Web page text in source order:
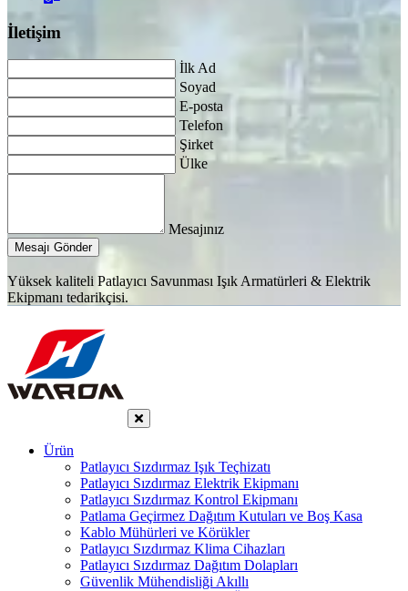
İletişim
İlk Ad
Soyad
E-posta
Telefon
Şirket
Ülke
Mesajınız
Mesajı Gönder
Yüksek kaliteli Patlayıcı Savunması Işık Armatürleri & Elektrik
Ekipmanı tedarikçisi.
Ürün
Patlayıcı Sızdırmaz Işık Teçhizatı
Patlayıcı Sızdırmaz Elektrik Ekipmanı
Patlayıcı Sızdırmaz Kontrol Ekipmanı
Patlama Geçirmez Dağıtım Kutuları ve Boş Kasa
Kablo Mühürleri ve Körükler
Patlayıcı Sızdırmaz Klima Cihazları
Patlayıcı Sızdırmaz Dağıtım Dolapları
Güvenlik Mühendisliği Akıllı